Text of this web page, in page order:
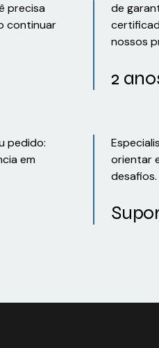
precisa
continuar
de
nossos
2
pedido:
em
orientar
desafios.